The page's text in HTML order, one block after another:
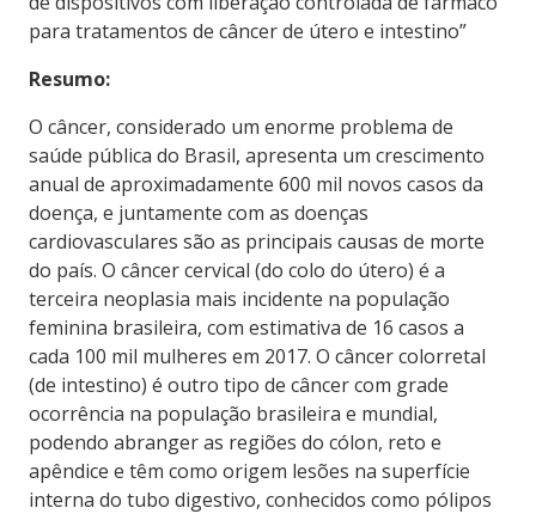
para tratamentos de câncer de útero e intestino”
Resumo:
O câncer, considerado um enorme problema de
saúde pública do Brasil, apresenta um crescimento
anual de aproximadamente 600 mil novos casos da
doença, e juntamente com as doenças
cardiovasculares são as principais causas de morte
do país. O câncer cervical (do colo do útero) é a
terceira neoplasia mais incidente na população
feminina brasileira, com estimativa de 16 casos a
cada 100 mil mulheres em 2017. O câncer colorretal
(de intestino) é outro tipo de câncer com grade
ocorrência na população brasileira e mundial,
podendo abranger as regiões do cólon, reto e
apêndice e têm como origem lesões na superfície
interna do tubo digestivo, conhecidos como pólipos